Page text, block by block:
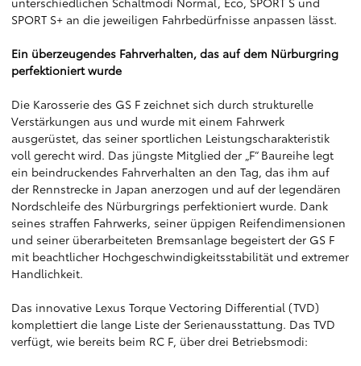
SPORT S+ an die jeweiligen Fahrbedürfnisse anpassen lässt.
Ein überzeugendes Fahrverhalten, das auf dem Nürburgring
perfektioniert wurde
Die Karosserie des GS F zeichnet sich durch strukturelle
Verstärkungen aus und wurde mit einem Fahrwerk
ausgerüstet, das seiner sportlichen Leistungscharakteristik
voll gerecht wird. Das jüngste Mitglied der „F“ Baureihe legt
ein beindruckendes Fahrverhalten an den Tag, das ihm auf
der Rennstrecke in Japan anerzogen und auf der legendären
Nordschleife des Nürburgrings perfektioniert wurde. Dank
seines straffen Fahrwerks, seiner üppigen Reifendimensionen
und seiner überarbeiteten Bremsanlage begeistert der GS F
mit beachtlicher Hochgeschwindigkeitsstabilität und extremer
Handlichkeit.
Das innovative Lexus Torque Vectoring Differential (TVD)
komplettiert die lange Liste der Serienausstattung. Das TVD
verfügt, wie bereits beim RC F, über drei Betriebsmodi: